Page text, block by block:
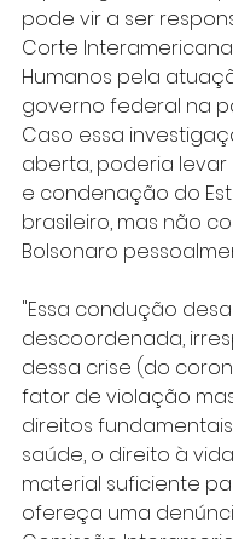
pode vir a ser
Corte
Humanos pela
governo federal na
Caso essa
aberta, poderia
e condenação do
brasileiro, mas não
Bolsonaro
"Essa condução
descoordenada,
dessa crise (do
fator de violação
direitos
saúde, o direito à
material suficiente
ofereça uma